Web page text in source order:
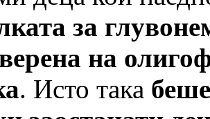
за
на
. Исто така